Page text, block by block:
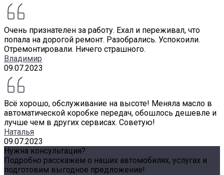
Очень признателен за работу. Ехал и переживал, что
попала на дорогой ремонт. Разобрались. Успокоили.
Отремонтировали. Ничего страшного.
Владимир
09.07.2023
Всё хорошо, обслуживание на высоте! Меняла масло в
автоматической коробке передач, обошлось дешевле и
лучше чем в других сервисах. Советую!
Наталья
09.07.2023
Нужна консультация?
Подробно расскажем о наших автомобилях, услугах и
подготовим выгодное предложение!